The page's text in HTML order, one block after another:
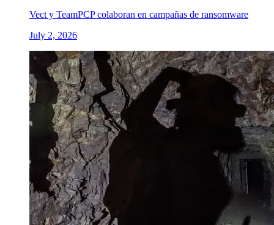
Vect y TeamPCP colaboran en campañas de ransomware
July 2, 2026